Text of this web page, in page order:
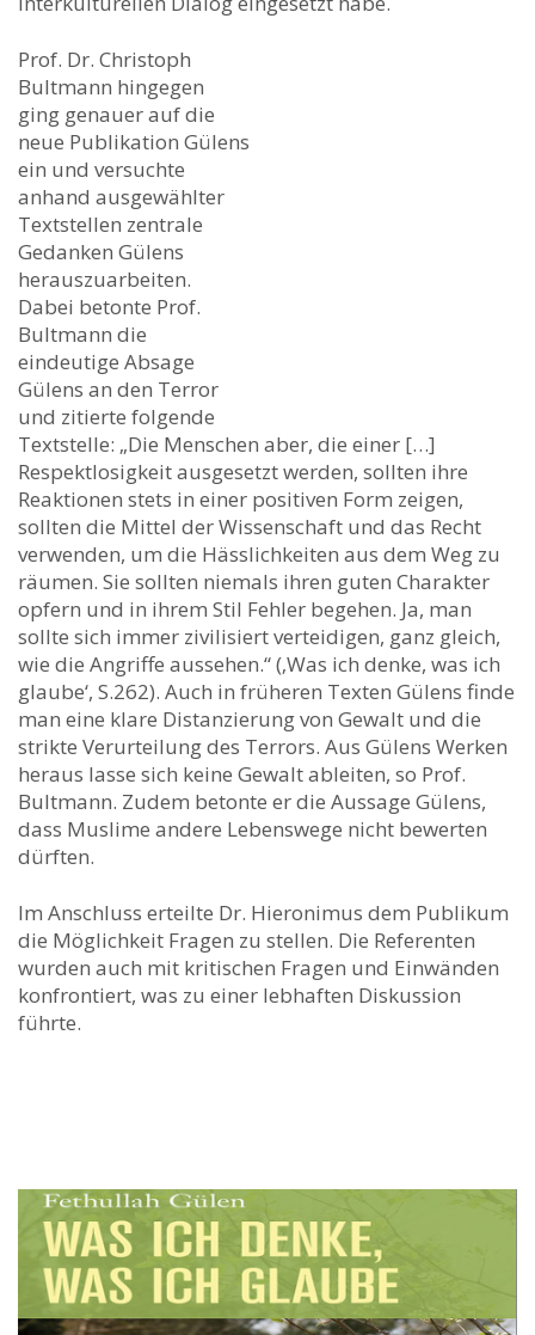
Prof. Dr. Christoph
Bultmann hingegen
ging genauer auf die
neue Publikation Gülens
ein und versuchte
anhand ausgewählter
Textstellen zentrale
Gedanken Gülens
herauszuarbeiten.
Dabei betonte Prof.
Bultmann die
eindeutige Absage
Gülens an den Terror
und zitierte folgende
Textstelle: „Die Menschen aber, die einer […]
Respektlosigkeit ausgesetzt werden, sollten ihre
Reaktionen stets in einer positiven Form zeigen,
sollten die Mittel der Wissenschaft und das Recht
verwenden, um die Hässlichkeiten aus dem Weg zu
räumen. Sie sollten niemals ihren guten Charakter
opfern und in ihrem Stil Fehler begehen. Ja, man
sollte sich immer zivilisiert verteidigen, ganz gleich,
wie die Angriffe aussehen.“ (‚Was ich denke, was ich
glaube‘, S.262). Auch in früheren Texten Gülens finde
man eine klare Distanzierung von Gewalt und die
strikte Verurteilung des Terrors. Aus Gülens Werken
heraus lasse sich keine Gewalt ableiten, so Prof.
Bultmann. Zudem betonte er die Aussage Gülens,
dass Muslime andere Lebenswege nicht bewerten
dürften.
Im Anschluss erteilte Dr. Hieronimus dem Publikum
die Möglichkeit Fragen zu stellen. Die Referenten
wurden auch mit kritischen Fragen und Einwänden
konfrontiert, was zu einer lebhaften Diskussion
führte.